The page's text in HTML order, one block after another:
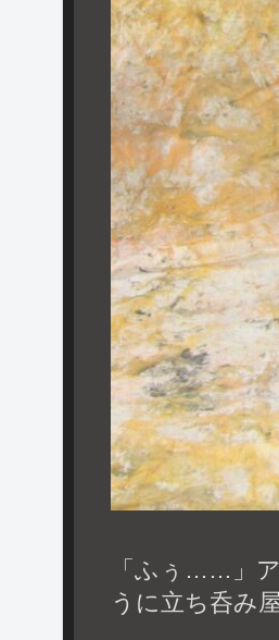
「ふぅ……」
うに立ち呑み